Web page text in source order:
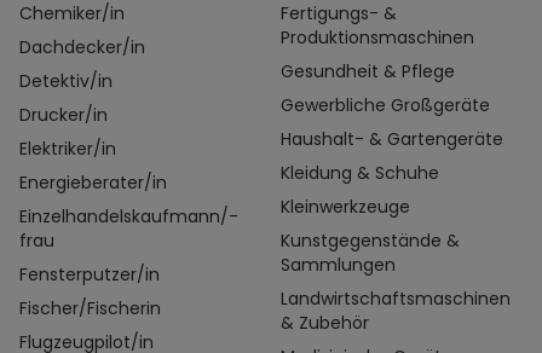
Chemiker/in
Dachdecker/in
Detektiv/in
Drucker/in
Elektriker/in
Energieberater/in
Einzelhandelskaufmann/-
frau
Fensterputzer/in
Fischer/Fischerin
Flugzeugpilot/in
Fertigungs- &
Produktionsmaschinen
Gesundheit & Pflege
Gewerbliche Großgeräte
Haushalt- & Gartengeräte
Kleidung & Schuhe
Kleinwerkzeuge
Kunstgegenstände &
Sammlungen
Landwirtschaftsmaschinen
& Zubehör